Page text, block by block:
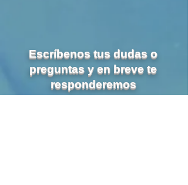
Escríbenos tus dudas o
preguntas y en breve te
responderemos